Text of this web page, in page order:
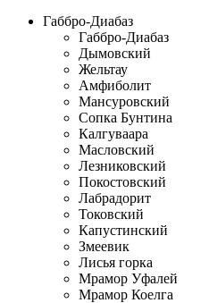
Габбро-Диабаз
Габбро-Диабаз
Дымовский
Жельтау
Амфиболит
Мансуровский
Сопка Бунтина
Калгуваара
Масловский
Лезниковский
Покостовский
Лабрадорит
Токовский
Капустинский
Змеевик
Лисья горка
Мрамор Уфалей
Мрамор Коелга